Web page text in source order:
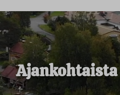
Ajankohtaista